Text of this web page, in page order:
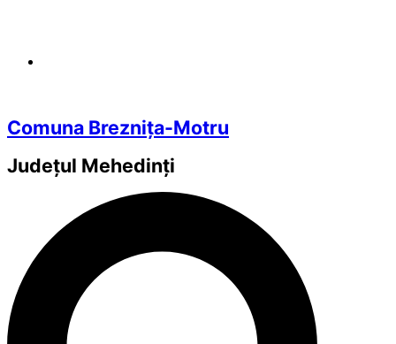
Comuna Breznița-Motru
Județul Mehedinți